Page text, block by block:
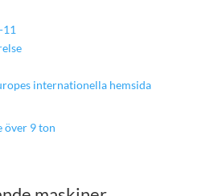
internationella hemsida
över 9 ton